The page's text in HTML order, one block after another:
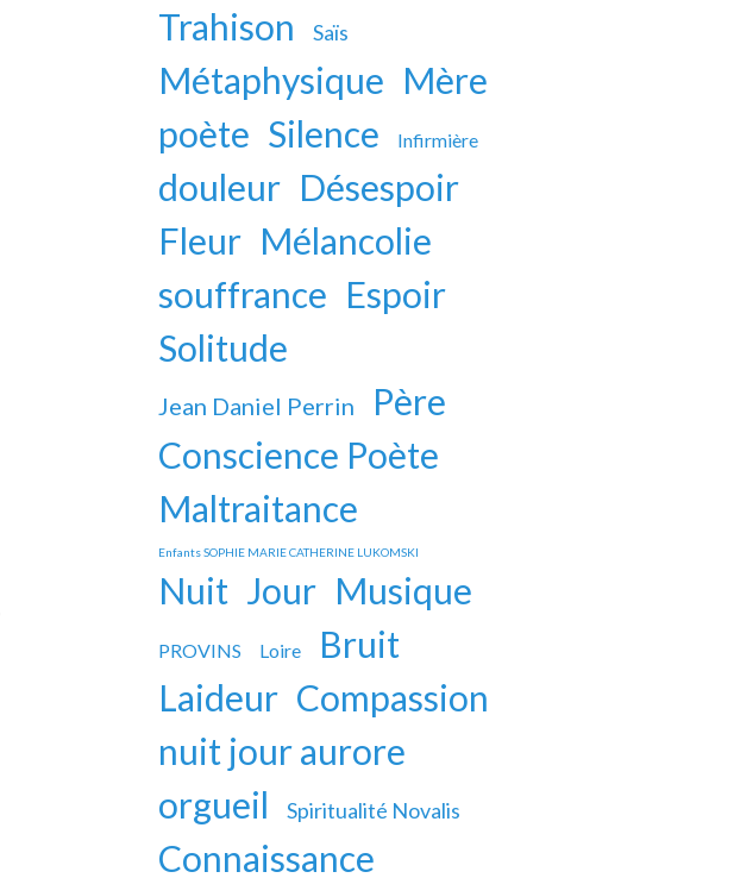
Trahison Saïs
Métaphysique Mère
poète Silence Infirmière
douleur Désespoir
Fleur Mélancolie
souffrance Espoir
Solitude
Jean Daniel Perrin
Père
Conscience Poète
Maltraitance
Enfants SOPHIE MARIE CATHERINE LUKOMSKI
Nuit Jour Musique
PROVINS Loire
Bruit
Laideur Compassion
nuit jour aurore
orgueil
Spiritualité Novalis
Connaissance